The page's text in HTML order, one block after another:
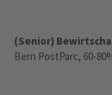
(Senior)
Bern PostParc, 60-